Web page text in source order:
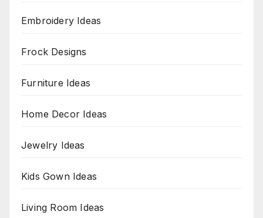
Embroidery Ideas
Frock Designs
Furniture Ideas
Home Decor Ideas
Jewelry Ideas
Kids Gown Ideas
Living Room Ideas